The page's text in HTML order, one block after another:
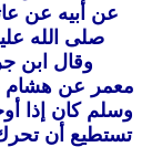
عن أبيه عن
صلى الله
وقال ابن
معمر عن هشام
وسلم كان إذا
تستطيع أن